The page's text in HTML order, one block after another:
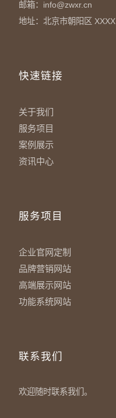
邮箱：info@zwxr.cn
地址：北京市朝阳区 XXXX
快速链接
关于我们
服务项目
案例展示
资讯中心
服务项目
企业官网定制
品牌营销网站
高端展示网站
功能系统网站
联系我们
欢迎随时联系我们。